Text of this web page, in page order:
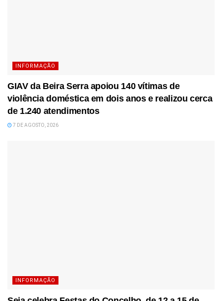
INFORMAÇÃO
GIAV da Beira Serra apoiou 140 vítimas de
violência doméstica em dois anos e realizou cerca
de 1.240 atendimentos
7 DE AGOSTO, 2026
INFORMAÇÃO